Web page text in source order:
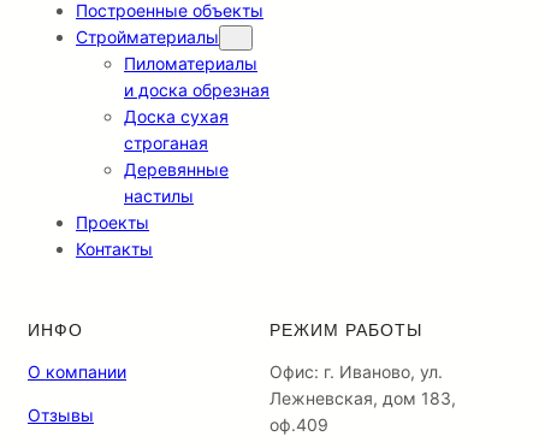
Построенные объекты
Стройматериалы
Пиломатериалы
и доска обрезная
Доска сухая
строганая
Деревянные
настилы
Проекты
Контакты
ИНФО
О компании
Отзывы
РЕЖИМ РАБОТЫ
Офис: г. Иваново, ул.
Лежневская, дом 183,
оф.409